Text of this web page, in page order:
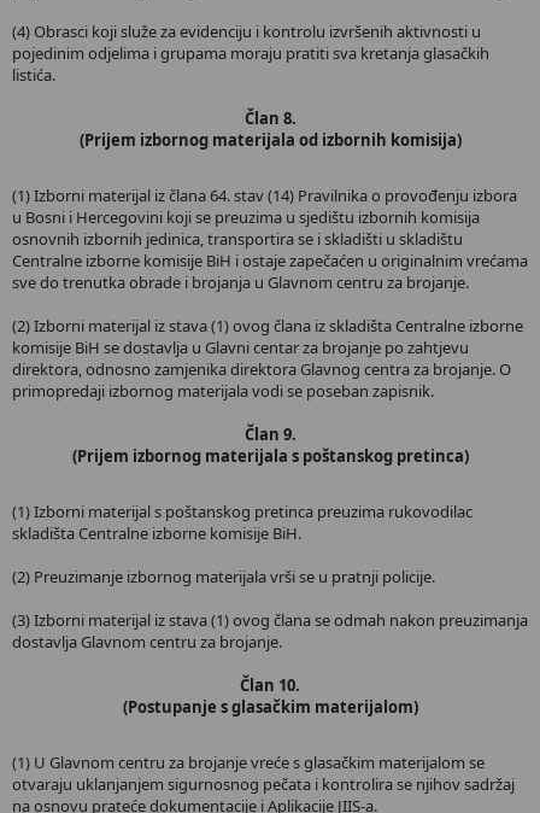
(4) Obrasci koji služe za evidenciju i kontrolu izvršenih aktivnosti u
pojedinim odjelima i grupama moraju pratiti sva kretanja glasačkih
listića.
Član 8.
(Prijem izbornog materijala od izbornih komisija)
(1) Izborni materijal iz člana 64. stav (14) Pravilnika o provođenju izbora
u Bosni i Hercegovini koji se preuzima u sjedištu izbornih komisija
osnovnih izbornih jedinica, transportira se i skladišti u skladištu
Centralne izborne komisije BiH i ostaje zapečaćen u originalnim vrećama
sve do trenutka obrade i brojanja u Glavnom centru za brojanje.
(2) Izborni materijal iz stava (1) ovog člana iz skladišta Centralne izborne
komisije BiH se dostavlja u Glavni centar za brojanje po zahtjevu
direktora, odnosno zamjenika direktora Glavnog centra za brojanje. O
primopredaji izbornog materijala vodi se poseban zapisnik.
Član 9.
(Prijem izbornog materijala s poštanskog pretinca)
(1) Izborni materijal s poštanskog pretinca preuzima rukovodilac
skladišta Centralne izborne komisije BiH.
(2) Preuzimanje izbornog materijala vrši se u pratnji policije.
(3) Izborni materijal iz stava (1) ovog člana se odmah nakon preuzimanja
dostavlja Glavnom centru za brojanje.
Član 10.
(Postupanje s glasačkim materijalom)
(1) U Glavnom centru za brojanje vreće s glasačkim materijalom se
otvaraju uklanjanjem sigurnosnog pečata i kontrolira se njihov sadržaj
na osnovu prateće dokumentacije i Aplikacije JIIS-a.